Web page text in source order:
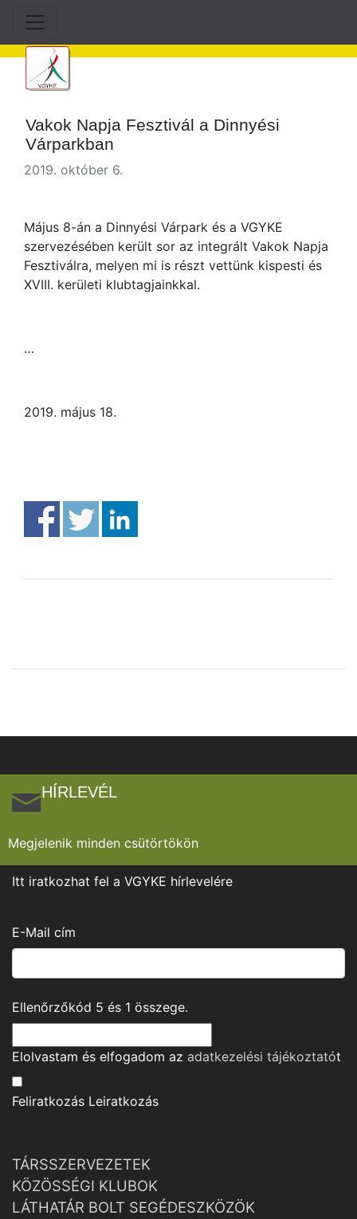
Vakok Napja Fesztivál a Dinnyési
Várparkban
2019. október 6.
Május 8-án a Dinnyési Várpark és a VGYKE
szervezésében került sor az integrált Vakok Napja
Fesztiválra, melyen mi is részt vettünk kispesti és
XVIII. kerületi klubtagjainkkal.
…
2019. május 18.
HÍRLEVÉL
Megjelenik minden csütörtökön
Itt iratkozhat fel a VGYKE hírlevelére
E-Mail cím
Ellenőrzőkód 5 és 1 összege.
Elolvastam és elfogadom az adatkezelési tájékoztatót
Feliratkozás Leiratkozás
TÁRSSZERVEZETEK
KÖZÖSSÉGI KLUBOK
LÁTHATÁR BOLT SEGÉDESZKÖZÖK